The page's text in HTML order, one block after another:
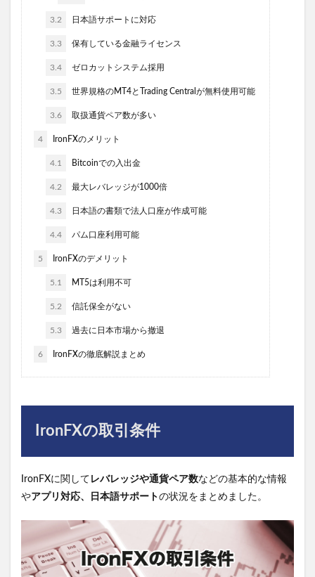
3.2 日本語サポートに対応
3.3 保有している金融ライセンス
3.4 ゼロカットシステム採用
3.5 世界規格のMT4とTrading Centralが無料使用可能
3.6 取扱通貨ペア数が多い
4 IronFXのメリット
4.1 Bitcoinでの入出金
4.2 最大レバレッジが1000倍
4.3 日本語の書類で法人口座が作成可能
4.4 パム口座利用可能
5 IronFXのデメリット
5.1 MT5は利用不可
5.2 信託保全がない
5.3 過去に日本市場から撤退
6 IronFXの徹底解説まとめ
IronFXの取引条件
IronFXに関して レバレッジや通貨ペア数などの基本的な情報
やアプリ対応、日本語サポートの状況をまとめました。